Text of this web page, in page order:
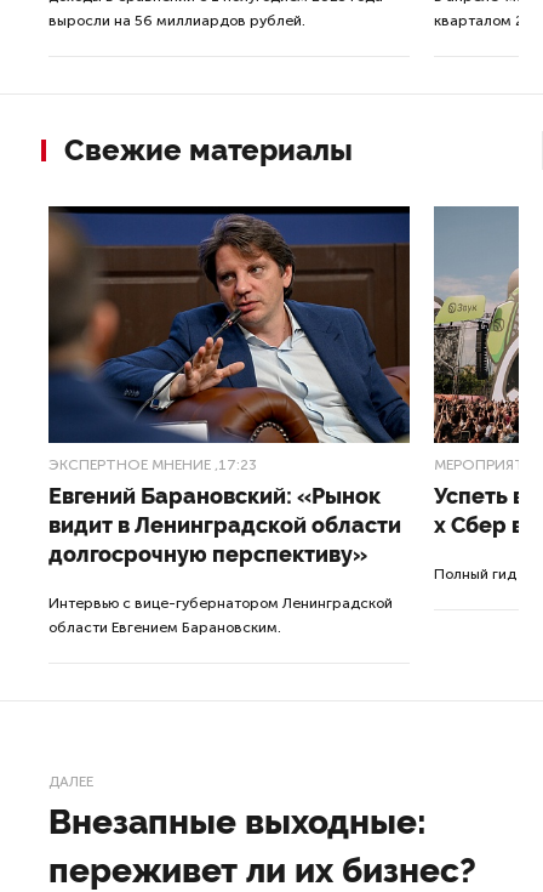
выросли на 56 миллиардов рублей.
кварталом
Свежие материалы
ЭКСПЕРТНОЕ МНЕНИЕ ,17:23
Евгений Барановский: «Рынок
видит в Ленинградской области
долгосрочную перспективу»
Интервью с вице-губернатором Ленинградской
области Евгением Барановским.
МЕРОПРИЯТИЯ
Успеть
x Сбер в
Полный гид по
ДАЛЕЕ
Внезапные выходные:
переживет ли их бизнес?